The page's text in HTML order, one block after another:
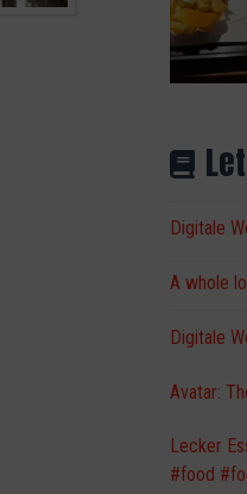
Digitale
A whole
Digitale
Avatar:
Lecker
#food